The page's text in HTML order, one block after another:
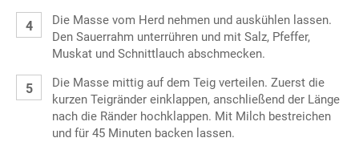
Die Masse vom Herd nehmen und auskühlen lassen.
Den Sauerrahm unterrühren und mit Salz, Pfeffer,
Muskat und Schnittlauch abschmecken.
Die Masse mittig auf dem Teig verteilen. Zuerst die
kurzen Teigränder einklappen, anschließend der Länge
nach die Ränder hochklappen. Mit Milch bestreichen
und für 45 Minuten backen lassen.